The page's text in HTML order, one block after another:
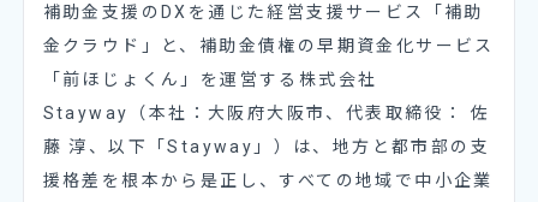
補助金支援のDXを通じた経営支援サービス「補助
金クラウド」と、補助金債権の早期資金化サービス
「前ほじょくん」を運営する株式会社
Stayway（本社：大阪府大阪市、代表取締役： 佐
藤 淳、以下「Stayway」）は、地方と都市部の支
援格差を根本から是正し、すべての地域で中小企業